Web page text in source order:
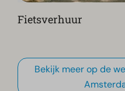
Fietsverhuur
Bekijk meer op de